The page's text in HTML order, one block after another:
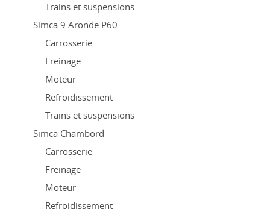
Trains et suspensions
Simca 9 Aronde P60
Carrosserie
Freinage
Moteur
Refroidissement
Trains et suspensions
Simca Chambord
Carrosserie
Freinage
Moteur
Refroidissement